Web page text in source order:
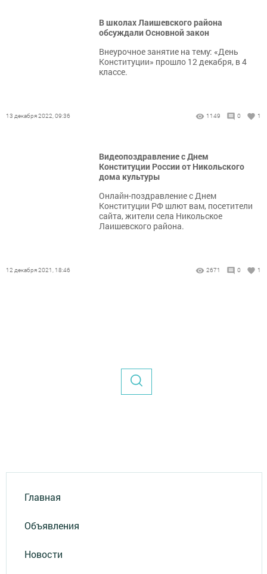
В школах Лаишевского района
обсуждали Основной закон
Внеурочное занятие на тему: «День
Конституции» прошло 12 декабря, в 4
классе.
13 декабря 2022, 09:36 1149 0 1
Видеопоздравление с Днем
Конституции России от Никольского
дома культуры
Онлайн-поздравление с Днем
Конституции РФ шлют вам, посетители
сайта, жители села Никольское
Лаишевского района.
12 декабря 2021, 18:46 2671 0 1
Главная
Объявления
Новости